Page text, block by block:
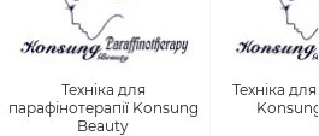
Техніка для
парафінотерапії Konsung
Beauty
Техніка для